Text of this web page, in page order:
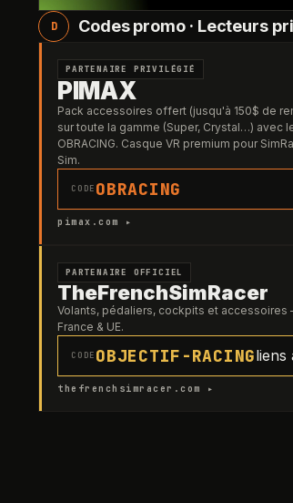
D Codes promo · Lecteurs
PARTENAIRE PRIVILÉGIÉ
PIMAX
Pack accessoires offert (jusqu'à 150$ de
sur toute la gamme (Super, Crystal…) avec
OBRACING. Casque VR premium pour
Sim.
CODE OBRACING
pimax.com ▸
PARTENAIRE OFFICIEL
TheFrenchSimRacer
Volants, pédaliers, cockpits et accessoires
France & UE.
CODE OBJECTIF-RACINGliens
thefrenchsimracer.com ▸